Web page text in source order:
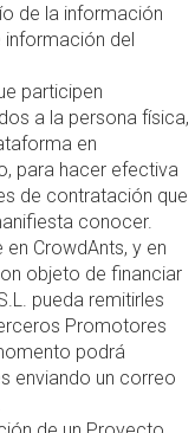
de la información
información del
participen
a la persona física,
en
para hacer efectiva
de contratación que
conocer.
CrowdAnts, y en
objeto de financiar
pueda remitirles
Promotores
podrá
enviando un correo